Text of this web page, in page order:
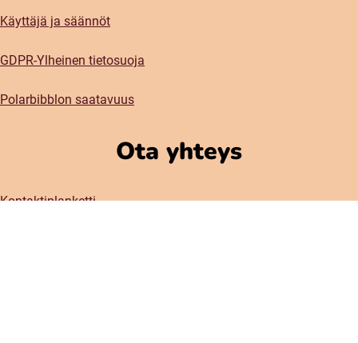
Käyttäjä ja säännöt
GDPR-Ylheinen tietosuoja
Polarbibblon saatavuus
Ota yhteys
Kontaktiplanketti